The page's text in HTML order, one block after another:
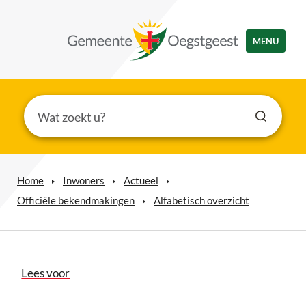
MENU
Home Inwoners
Actueel
Officiële bekendmakingen
Alfabetisch overzicht
Lees voor